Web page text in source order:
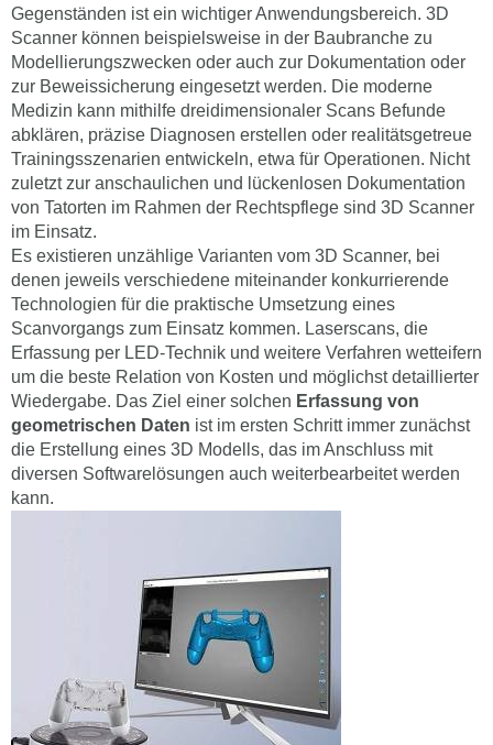
Gegenständen ist ein wichtiger Anwendungsbereich. 3D
Scanner können beispielsweise in der Baubranche zu
Modellierungszwecken oder auch zur Dokumentation oder
zur Beweissicherung eingesetzt werden. Die moderne
Medizin kann mithilfe dreidimensionaler Scans Befunde
abklären, präzise Diagnosen erstellen oder realitätsgetreue
Trainingsszenarien entwickeln, etwa für Operationen. Nicht
zuletzt zur anschaulichen und lückenlosen Dokumentation
von Tatorten im Rahmen der Rechtspflege sind 3D Scanner
im Einsatz.
Es existieren unzählige Varianten vom 3D Scanner, bei
denen jeweils verschiedene miteinander konkurrierende
Technologien für die praktische Umsetzung eines
Scanvorgangs zum Einsatz kommen. Laserscans, die
Erfassung per LED-Technik und weitere Verfahren wetteifern
um die beste Relation von Kosten und möglichst detaillierter
Wiedergabe. Das Ziel einer solchen Erfassung von
geometrischen Daten ist im ersten Schritt immer zunächst
die Erstellung eines 3D Modells, das im Anschluss mit
diversen Softwarelösungen auch weiterbearbeitet werden
kann.